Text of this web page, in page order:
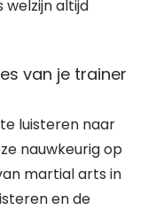
altijd
van je trainer
luisteren naar
nauwkeurig op
martial arts in
en de